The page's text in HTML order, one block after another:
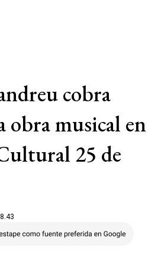
cobra
obra musical en
25 de